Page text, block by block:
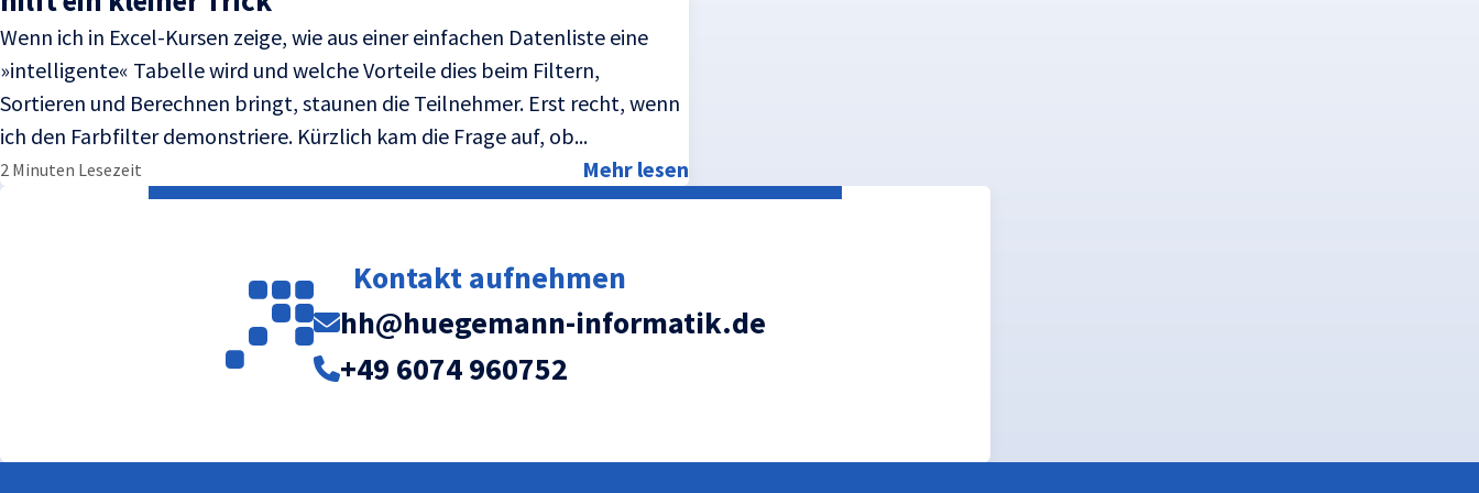
Wenn ich in Excel-Kursen zeige, wie aus einer einfachen Datenliste eine
»intelligente« Tabelle wird und welche Vorteile dies beim Filtern,
Sortieren und Berechnen bringt, staunen die Teilnehmer. Erst recht, wenn
ich den Farbfilter demonstriere. Kürzlich kam die Frage auf, ob...
2 Minuten Lesezeit Mehr lesen
Kontakt aufnehmen
hh@huegemann-informatik.de
+49 6074 960752